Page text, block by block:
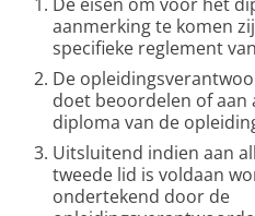
aanmerking te komen
specifieke reglement
De
doet beoordelen of aan
diploma van de
Uitsluitend indien aan
tweede lid is voldaan
ondertekend door de